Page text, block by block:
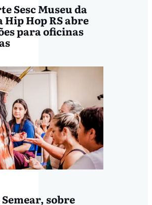
Sesc Museu da
Hop RS abre
para oficinas
sobre